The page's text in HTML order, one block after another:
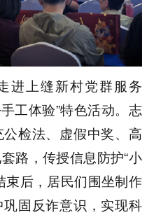
进上缝新村党群服务
工体验”特色活动。志
检法、虚假中奖、高
路，传授信息防护“小
束后，居民们围坐制作
固反诈意识，实现科